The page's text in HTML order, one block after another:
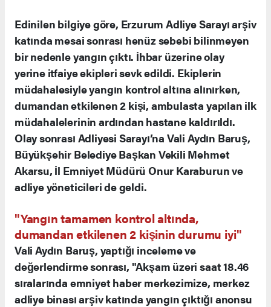
Edinilen bilgiye göre, Erzurum Adliye Sarayı arşiv
katında mesai sonrası henüz sebebi bilinmeyen
bir nedenle yangın çıktı. İhbar üzerine olay
yerine itfaiye ekipleri sevk edildi. Ekiplerin
müdahalesiyle yangın kontrol altına alınırken,
dumandan etkilenen 2 kişi, ambulasta yapılan ilk
müdahalelerinin ardından hastane kaldırıldı.
Olay sonrası Adliyesi Sarayı’na Vali Aydın Baruş,
Büyükşehir Belediye Başkan Vekili Mehmet
Akarsu, İl Emniyet Müdürü Onur Karaburun ve
adliye yöneticileri de geldi.
"Yangın tamamen kontrol altında,
dumandan etkilenen 2 kişinin durumu iyi"
Vali Aydın Baruş, yaptığı inceleme ve
değerlendirme sonrası, "Akşam üzeri saat 18.46
sıralarında emniyet haber merkezimize, merkez
adliye binası arşiv katında yangın çıktığı anonsu